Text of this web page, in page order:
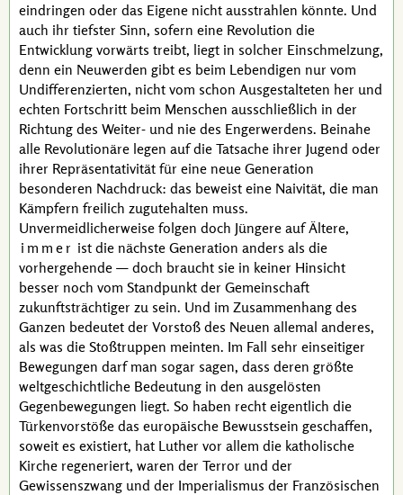
eindringen oder das Eigene nicht ausstrahlen könnte. Und
auch ihr tiefster Sinn, sofern eine Revolution die
Entwicklung vorwärts treibt, liegt in solcher Einschmelzung,
denn ein Neuwerden gibt es beim Lebendigen nur vom
Undifferenzierten, nicht vom schon Ausgestalteten her und
echten Fortschritt beim Menschen ausschließlich in der
Richtung des Weiter- und nie des Engerwerdens. Beinahe
alle Revolutionäre legen auf die Tatsache ihrer Jugend oder
ihrer Repräsentativität für eine neue Generation
besonderen Nachdruck: das beweist eine Naivität, die man
Kämpfern freilich zugutehalten muss.
Unvermeidlicherweise folgen doch Jüngere auf Ältere,
immer ist die nächste Generation anders als die
vorhergehende — doch braucht sie in keiner Hinsicht
besser noch vom Standpunkt der Gemeinschaft
zukunftsträchtiger zu sein. Und im Zusammenhang des
Ganzen bedeutet der Vorstoß des Neuen allemal anderes,
als was die Stoßtruppen meinten. Im Fall sehr einseitiger
Bewegungen darf man sogar sagen, dass deren größte
weltgeschichtliche Bedeutung in den ausgelösten
Gegenbewegungen liegt. So haben recht eigentlich die
Türkenvorstöße das europäische Bewusstsein geschaffen,
soweit es existiert, hat Luther vor allem die katholische
Kirche regeneriert, waren der Terror und der
Gewissenszwang und der Imperialismus der Französischen